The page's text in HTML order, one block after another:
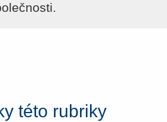
této rubriky